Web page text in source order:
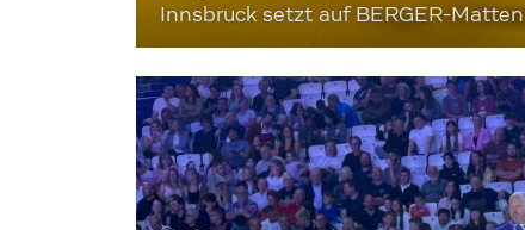
Innsbruck setzt auf BERGER-Matten